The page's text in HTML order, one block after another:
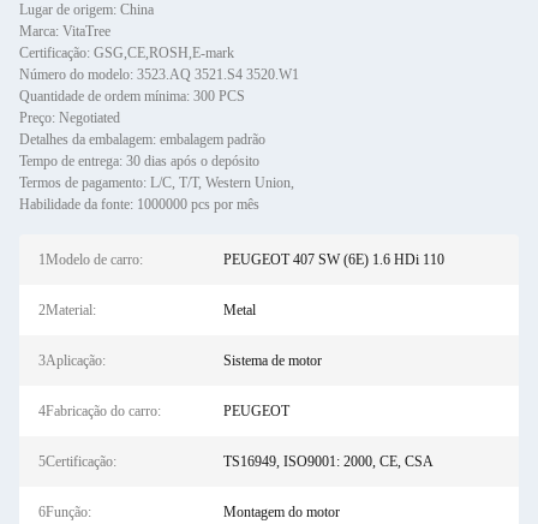
Lugar de origem: China
Marca: VitaTree
Certificação: GSG,CE,ROSH,E-mark
Número do modelo: 3523.AQ 3521.S4 3520.W1
Quantidade de ordem mínima: 300 PCS
Preço: Negotiated
Detalhes da embalagem: embalagem padrão
Tempo de entrega: 30 dias após o depósito
Termos de pagamento: L/C, T/T, Western Union,
Habilidade da fonte: 1000000 pcs por mês
1Modelo de carro: PEUGEOT 407 SW (6E) 1.6 HDi 110
2Material: Metal
3Aplicação: Sistema de motor
4Fabricação do carro: PEUGEOT
5Certificação: TS16949, ISO9001: 2000, CE, CSA
6Função: Montagem do motor